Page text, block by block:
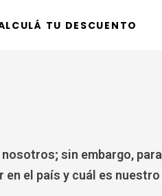
TU DESCUENTO
sin embargo, para
el país y cuál es nuestro